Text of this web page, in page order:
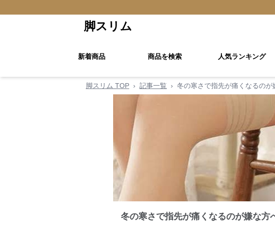
脚スリム
新着商品 商品を検索 人気ランキング
脚スリム TOP › 記事一覧 › 冬の寒さで指先が痛くなるの
冬の寒さで指先が痛くなるのが嫌な方